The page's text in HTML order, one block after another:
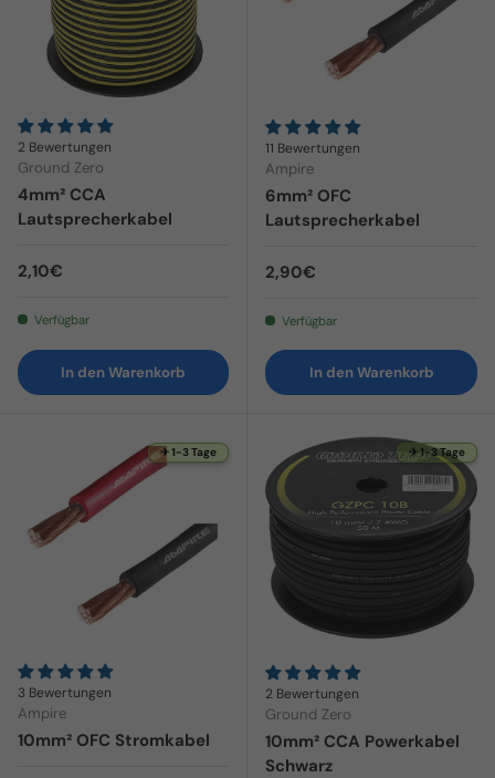
2 Bewertungen
Ground Zero
4mm² CCA
Lautsprecherkabel
Normaler Preis
2,10€
Verfügbar
In den Warenkorb
11 Bewertungen
Ampire
6mm² OFC
Lautsprecherkabel
Normaler Preis
2,90€
Verfügbar
In den Warenkorb
✈ 1-3 Tage
3 Bewertungen
Ampire
10mm² OFC Stromkabel
✈ 1-3 Tage
2 Bewertungen
Ground Zero
10mm² CCA Powerkabel
Schwarz